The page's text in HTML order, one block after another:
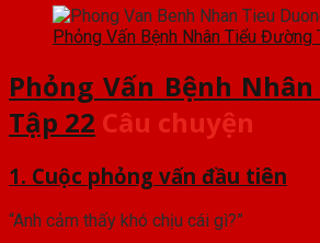
Phỏng Vấn Bệnh Nhân Tiểu Đường
Phỏng Vấn Bệnh
Tập 22 Câu chuyện
1. Cuộc phỏng vấn đầu tiên
“Anh cảm thấy khó chịu cái gì?”